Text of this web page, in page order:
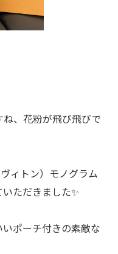
、花粉が飛び飛びで
ィトン）モノグラム
ただきました✨
ポーチ付きの素敵な